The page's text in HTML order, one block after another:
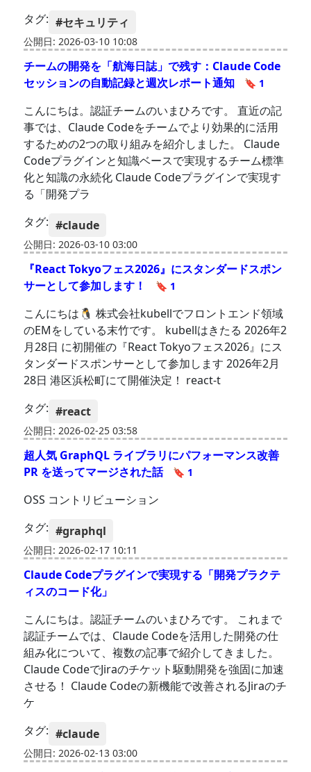
タグ: #セキュリティ
公開日: 2026-03-10 10:08
チームの開発を「航海日誌」で残す：Claude Code
セッションの自動記録と週次レポート通知
🔖 1
こんにちは。認証チームのいまひろです。 直近の記
事では、Claude Codeをチームでより効果的に活用
するための2つの取り組みを紹介しました。 Claude
Codeプラグインと知識ベースで実現するチーム標準
化と知識の永続化 Claude Codeプラグインで実現す
る「開発プラ
タグ: #claude
公開日: 2026-03-10 03:00
『React Tokyoフェス2026』にスタンダードスポン
サーとして参加します！
🔖 1
こんにちは🐧 株式会社kubellでフロントエンド領域
のEMをしている末竹です。 kubellはきたる 2026年2
月28日 に初開催の『React Tokyoフェス2026』にス
タンダードスポンサーとして参加します 2026年2月
28日 港区浜松町にて開催決定！ react-t
タグ: #react
公開日: 2026-02-25 03:58
超人気 GraphQL ライブラリにパフォーマンス改善
PR を送ってマージされた話
🔖 1
OSS コントリビューション
タグ: #graphql
公開日: 2026-02-17 10:11
Claude Codeプラグインで実現する「開発プラクテ
ィスのコード化」
こんにちは。認証チームのいまひろです。 これまで
認証チームでは、Claude Codeを活用した開発の仕
組み化について、複数の記事で紹介してきました。
Claude CodeでJiraのチケット駆動開発を強固に加速
させる！ Claude Codeの新機能で改善されるJiraのチ
ケ
タグ: #claude
公開日: 2026-02-13 03:00